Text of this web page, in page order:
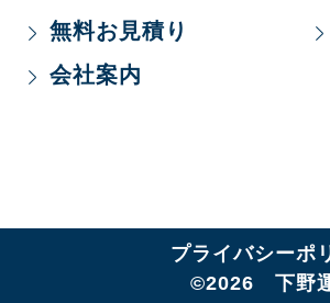
無料お見積り
会社案内
プライバシーポ
©2026 下野